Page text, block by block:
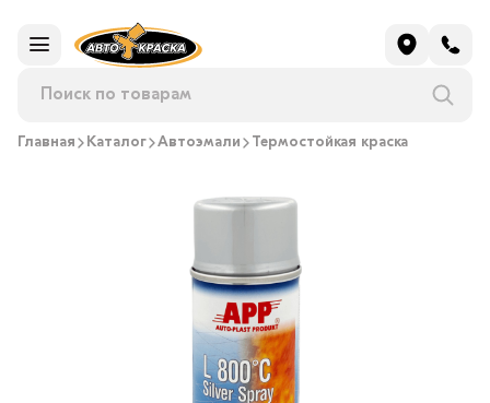
Главная Каталог Автоэмали Термостойкая краска